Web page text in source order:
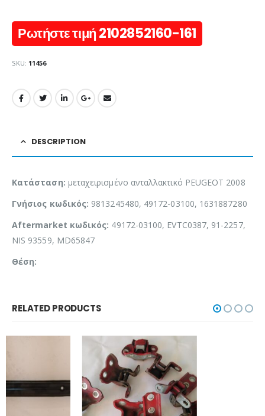
Ρωτήστε τιμή 2102852160-161
SKU: 11456
DESCRIPTION
Κατάσταση: μεταχειρισμένο ανταλλακτικό PEUGEOT 2008
Γνήσιος κωδικός: 9813245480, 49172-03100, 1631887280
Aftermarket κωδικός: 49172-03100, EVTC0387, 91-2257,
NIS 93559, MD65847
Θέση:
RELATED PRODUCTS